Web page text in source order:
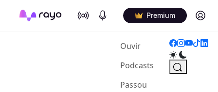
On Air Podcasts Premium Log in
Ouvir(current)
Podcasts
Passou